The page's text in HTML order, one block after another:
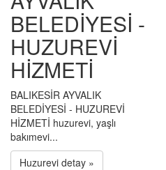
BELEDİYESİ -
HUZUREVİ
HİZMETİ
BALIKESİR AYVALIK
BELEDİYESİ - HUZUREVİ
HİZMETİ huzurevi, yaşlı
bakımevi...
Huzurevi detay »